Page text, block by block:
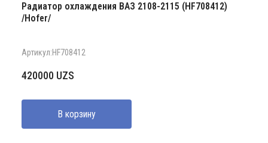
Радиатор охлаждения ВАЗ 2108-2115 (HF708412)
/Hofer/
Артикул:HF708412
420000 UZS
В корзину